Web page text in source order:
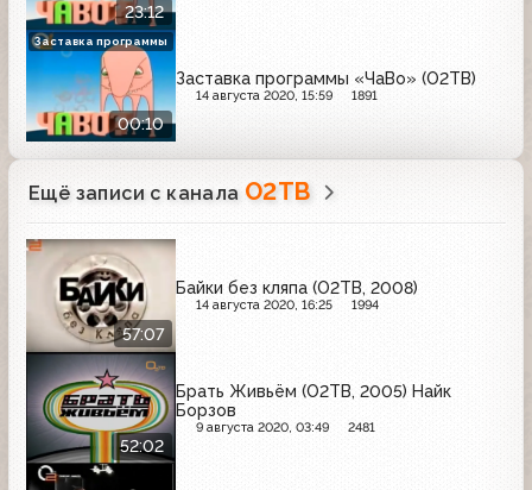
23:12
00:10
Заставка программы «ЧаВо» (О2ТВ)
14 августа 2020, 15:59 1891
Заставка программы
Ещё записи с канала О2ТВ
57:07
Байки без кляпа (О2ТВ, 2008)
14 августа 2020, 16:25 1994
52:02
Брать Живьём (О2ТВ, 2005) Найк
Борзов
9 августа 2020, 03:49 2481